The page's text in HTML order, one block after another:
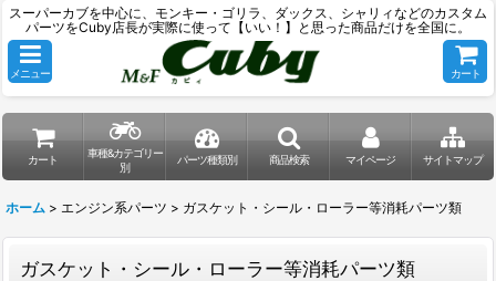
スーパーカブを中心に、モンキー・ゴリラ、ダックス、シャリィなどのカスタム
パーツをCuby店長が実際に使って【いい！】と思った商品だけを全国に。
メニュー カート
カート
車種&カテゴリー
別
パーツ種類別 商品検索 マイページ サイトマップ
ホーム > エンジン系パーツ > ガスケット・シール・ローラー等消耗パーツ類
ガスケット・シール・ローラー等消耗パーツ類